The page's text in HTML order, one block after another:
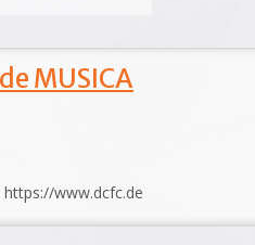
MUSICA
https://www.dcfc.de